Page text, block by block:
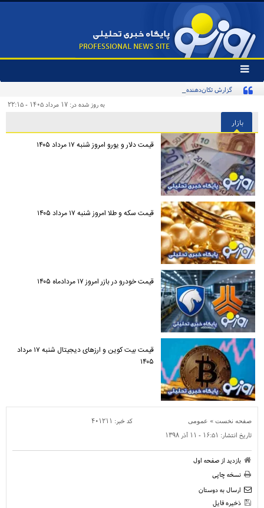
تغییر
وضعیت
منوی
ها
گزارش تکان‌دهنده از چند ایرانی که آواره و ویران شده‌اند
به روز شده در: ۱۷ مرداد ۱۴۰۵ - ۲۲:۱۵
بازار
قیمت دلار و یورو امروز شنبه ۱۷ مرداد ۱۴۰۵
قیمت سکه و طلا امروز شنبه ۱۷ مرداد ۱۴۰۵
قیمت خودرو در بازر امروز ۱۷ مردادماه ۱۴۰۵
قیمت بیت کوین و ارز‌های دیجیتال شنبه ۱۷ مرداد
۱۴۰۵
صفحه نخست » عمومی کد خبر: ۴۰۱۲۱۱
تاریخ انتشار: ۱۶:۵۱ - ۱۱ آذر ۱۳۹۸
بازدید از صفحه اول
نسخه چاپی
ارسال به دوستان
ذخیره فایل